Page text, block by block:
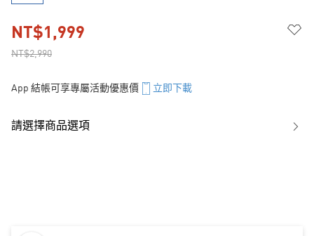
NT$2,990
NT$1,999
App 結帳可享專屬活動優惠價 立即下載
請選擇商品選項